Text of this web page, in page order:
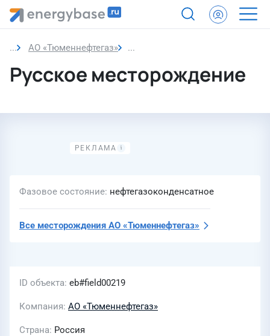
АО «Тюменнефтегаз» Русское месторождение
Русское месторождение
Фазовое состояние нефтегазоконденсатное
Все месторождения АО «Тюменнефтегаз»
ID объекта eb#field00219
Компания АО «Тюменнефтегаз»
Страна Россия